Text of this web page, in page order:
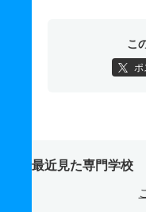
こ
ポ
最近見た専門学校